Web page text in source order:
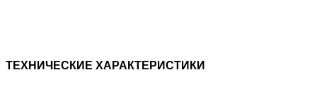
ТЕХНИЧЕСКИЕ ХАРАКТЕРИСТИКИ